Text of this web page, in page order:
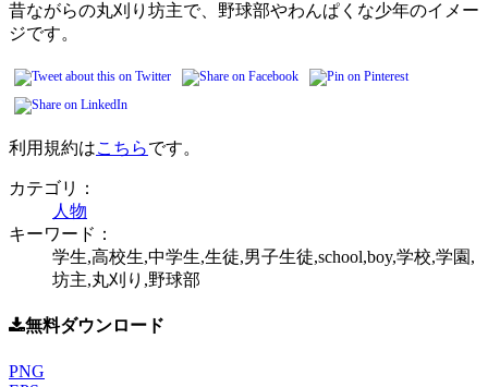
昔ながらの丸刈り坊主で、野球部やわんぱくな少年のイメー
ジです。
利用規約はこちらです。
カテゴリ：
人物
キーワード：
学生,高校生,中学生,生徒,男子生徒,school,boy,学校,学園,
坊主,丸刈り,野球部
無料ダウンロード
PNG